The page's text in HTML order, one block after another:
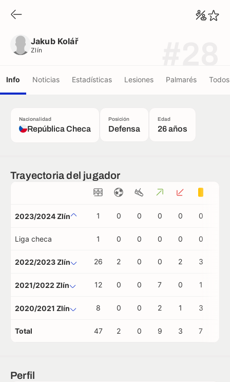
Jakub Kolář
Zlín
Info Noticias Estadísticas Lesiones Palmarés
Nacionalidad
República Checa
Posición
Defensa
Edad
26 años
Trayectoria del jugador
2023/2024 Zlín 1 0 0 0 0 0
Liga checa 1 0 0 0 0 0
2022/2023 Zlín 26 2 0 0 2 3
2021/2022 Zlín 12 0 0 7 0 1
2020/2021 Zlín 8 0 0 2 1 3
Total 47 2 0 9 3 7
Perfil